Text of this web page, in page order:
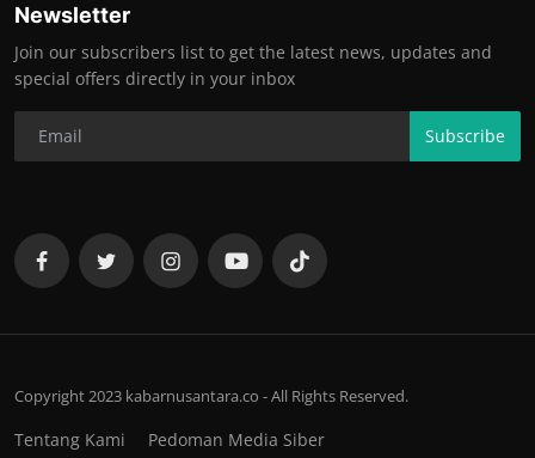
Newsletter
Join our subscribers list to get the latest news, updates and
special offers directly in your inbox
Subscribe
Copyright 2023 kabarnusantara.co - All Rights Reserved.
Tentang Kami
Pedoman Media Siber